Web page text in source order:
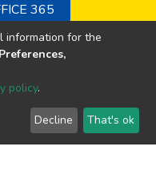
365
los derechos son
Evangélica de El
information for the
policy.
Decline That's ok